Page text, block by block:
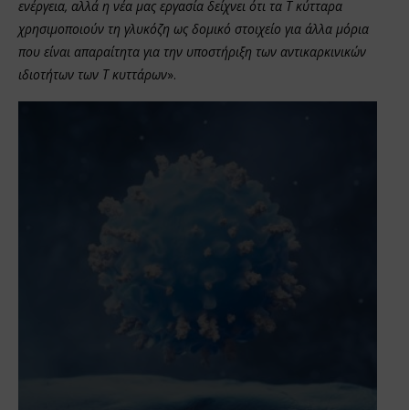
ενέργεια, αλλά η νέα μας εργασία δείχνει ότι τα Τ κύτταρα
χρησιμοποιούν τη γλυκόζη ως δομικό στοιχείο για άλλα μόρια
που είναι απαραίτητα για την υποστήριξη των αντικαρκινικών
ιδιοτήτων των Τ κυττάρων».